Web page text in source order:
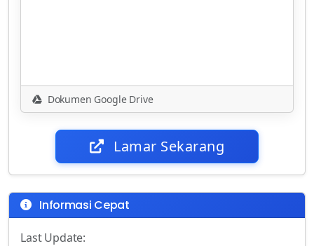
Dokumen Google Drive
Lamar Sekarang
Informasi Cepat
Last Update: